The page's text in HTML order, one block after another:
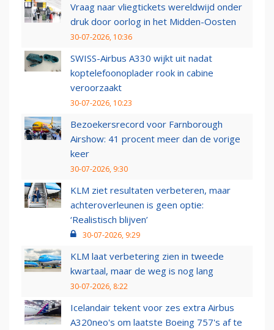
Vraag naar vliegtickets wereldwijd onder
druk door oorlog in het Midden-Oosten
30-07-2026, 10:36
SWISS-Airbus A330 wijkt uit nadat
koptelefoonoplader rook in cabine
veroorzaakt
30-07-2026, 10:23
Bezoekersrecord voor Farnborough
Airshow: 41 procent meer dan de vorige
keer
30-07-2026, 9:30
KLM ziet resultaten verbeteren, maar
achteroverleunen is geen optie:
‘Realistisch blijven’
30-07-2026, 9:29
KLM laat verbetering zien in tweede
kwartaal, maar de weg is nog lang
30-07-2026, 8:22
Icelandair tekent voor zes extra Airbus
A320neo's om laatste Boeing 757's af te